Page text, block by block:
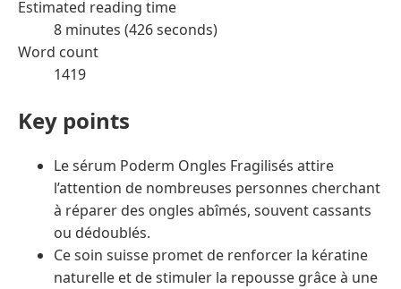
Estimated reading time
8 minutes (426 seconds)
Word count
1419
Key points
Le sérum Poderm Ongles Fragilisés attire
l’attention de nombreuses personnes cherchant
à réparer des ongles abîmés, souvent cassants
ou dédoublés.
Ce soin suisse promet de renforcer la kératine
naturelle et de stimuler la repousse grâce à une